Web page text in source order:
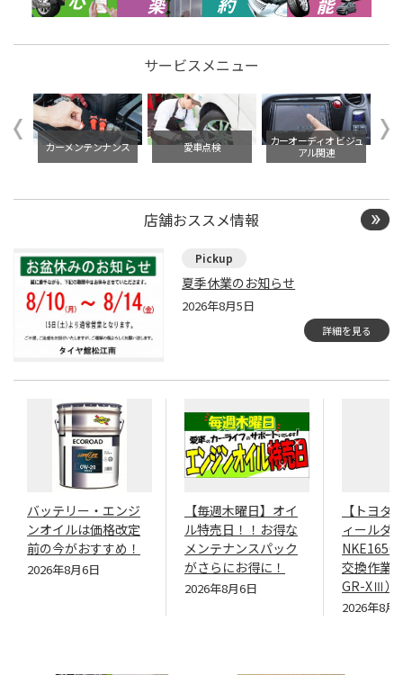
サービスメニュー
交 カーメンテンナンス 愛車点検
カーオーディオ ビジュ
アル関連
店舗おススメ情報
夏季休業のお知らせ
2026年8月5日
詳細を見る
バッテリー・エンジ
ンオイルは価格改定
前の今がおすすめ！
2026年8月6日
【毎週木曜日】オイ
ル特売日！！お得な
メンテナンスパック
がさらにお得に！
2026年8月6日
【トヨタ
ィールダ
交換作業
GR-XⅢ）
2026年8月